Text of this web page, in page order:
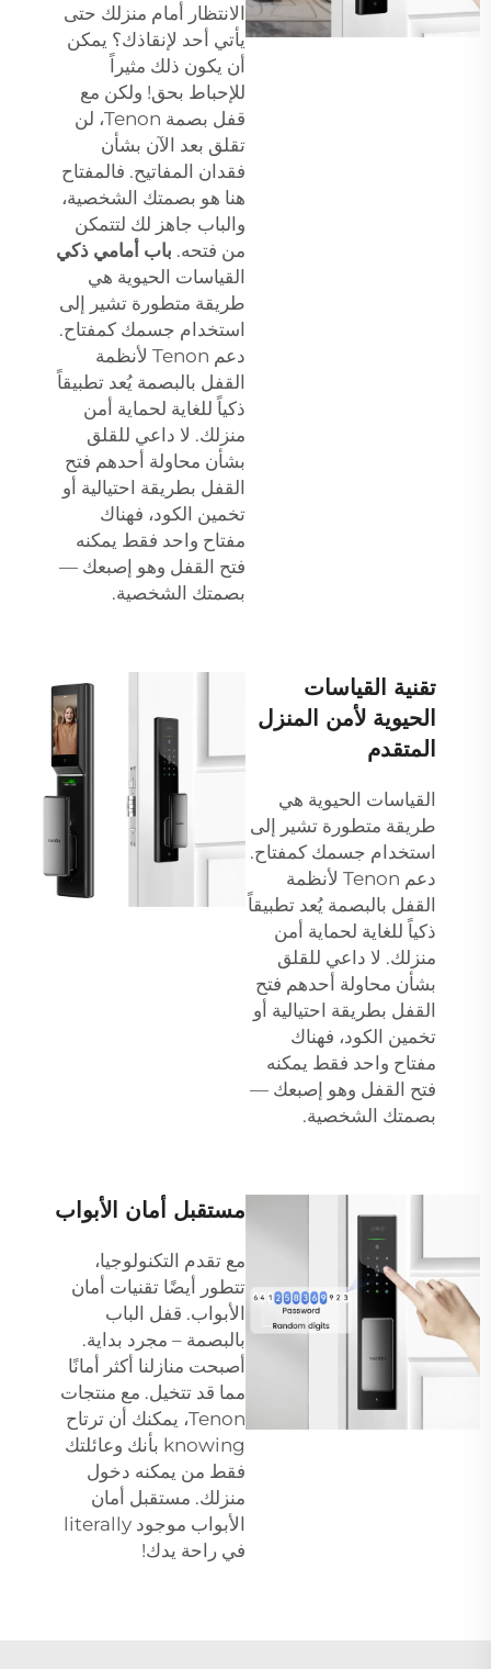
الانتظار أمام منزلك حتى
يأتي أحد لإنقاذك؟ يمكن
أن يكون ذلك مثيراً
للإحباط بحق! ولكن مع
قفل بصمة Tenon، لن
تقلق بعد الآن بشأن
فقدان المفاتيح. فالمفتاح
هنا هو بصمتك الشخصية،
والباب جاهز لك لتتمكن
من فتحه. باب أمامي ذكي
القياسات الحيوية هي
طريقة متطورة تشير إلى
استخدام جسمك كمفتاح.
دعم Tenon لأنظمة
القفل بالبصمة يُعد تطبيقاً
ذكياً للغاية لحماية أمن
منزلك. لا داعي للقلق
بشأن محاولة أحدهم فتح
القفل بطريقة احتيالية أو
تخمين الكود، فهناك
مفتاح واحد فقط يمكنه
فتح القفل وهو إصبعك —
بصمتك الشخصية.
تقنية القياسات
الحيوية لأمن المنزل
المتقدم
القياسات الحيوية هي
طريقة متطورة تشير إلى
استخدام جسمك كمفتاح.
دعم Tenon لأنظمة
القفل بالبصمة يُعد تطبيقاً
ذكياً للغاية لحماية أمن
منزلك. لا داعي للقلق
بشأن محاولة أحدهم فتح
القفل بطريقة احتيالية أو
تخمين الكود، فهناك
مفتاح واحد فقط يمكنه
فتح القفل وهو إصبعك —
بصمتك الشخصية.
مستقبل أمان الأبواب
مع تقدم التكنولوجيا،
تتطور أيضًا تقنيات أمان
الأبواب. قفل الباب
بالبصمة – مجرد بداية.
أصبحت منازلنا أكثر أمانًا
مما قد تتخيل. مع منتجات
Tenon، يمكنك أن ترتاح
knowing بأنك وعائلتك
فقط من يمكنه دخول
منزلك. مستقبل أمان
الأبواب موجود literally
في راحة يدك!